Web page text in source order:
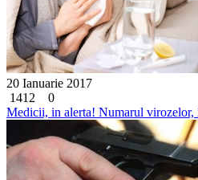
20 Ianuarie 2017
1412
0
Medicii, in alerta! Numarul virozelor,